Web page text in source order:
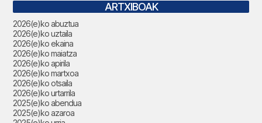
ARTXIBOAK
2026(e)ko abuztua
2026(e)ko uztaila
2026(e)ko ekaina
2026(e)ko maiatza
2026(e)ko apirila
2026(e)ko martxoa
2026(e)ko otsaila
2026(e)ko urtarrila
2025(e)ko abendua
2025(e)ko azaroa